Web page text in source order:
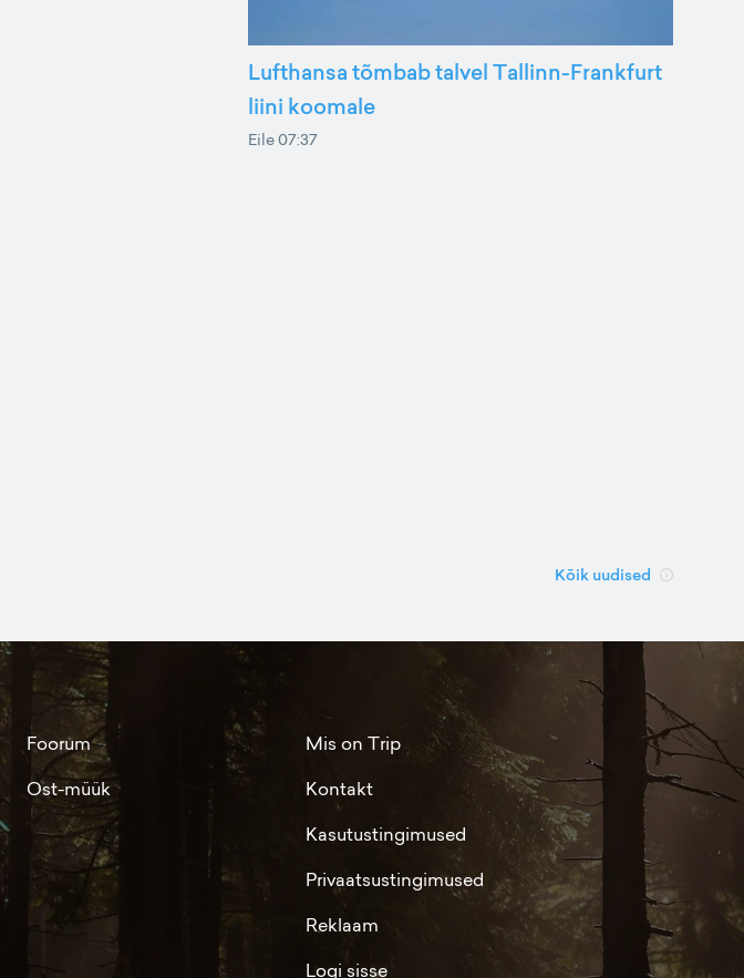
Lufthansa tõmbab talvel Tallinn-Frankfurt
liini koomale
Eile 07:37
Kõik uudised
Foorum
Ost-müük
Mis on Trip
Kontakt
Kasutustingimused
Privaatsustingimused
Reklaam
Logi sisse